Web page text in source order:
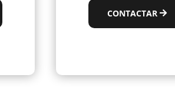
CONTACTAR